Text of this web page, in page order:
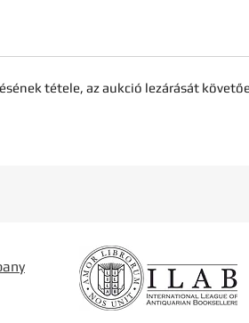
tétele, az aukció lezárását